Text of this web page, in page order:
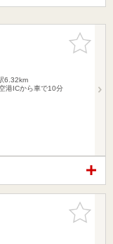
お気に入
りに追加
6.32km
港ICから車で10分
お気に入
りに追加